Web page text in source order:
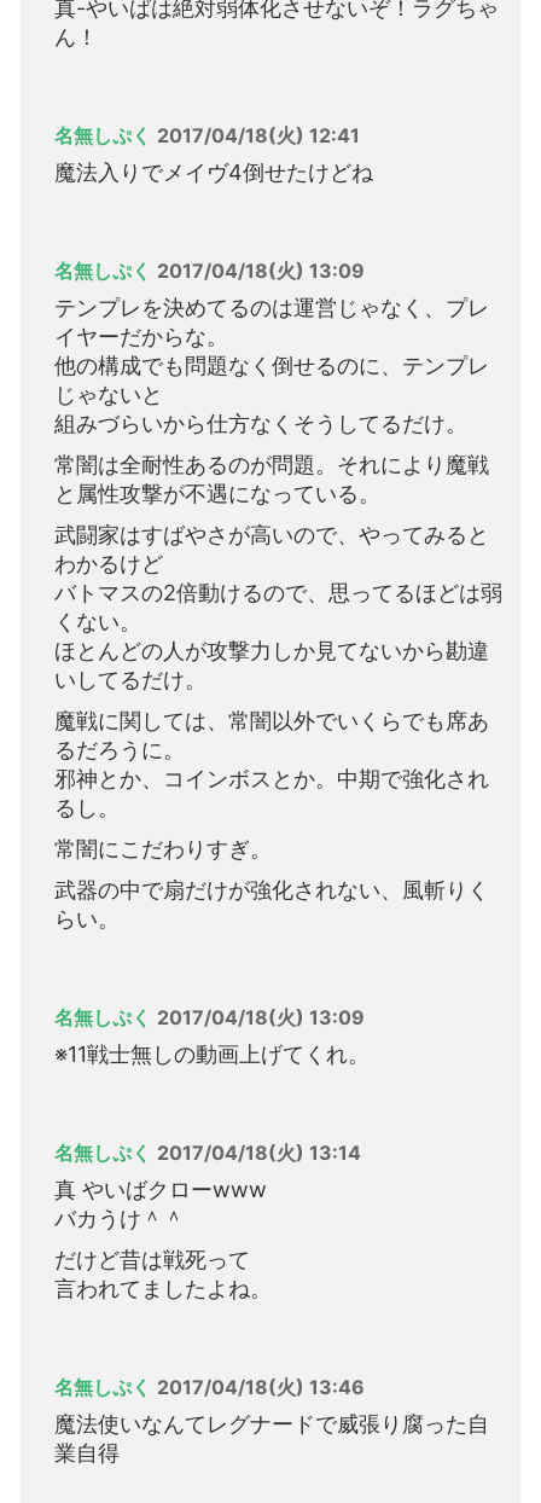
真-やいばは絶対弱体化させないぞ！ラグちゃ
ん！
名無しぷく 2017/04/18(火) 12:41
魔法入りでメイヴ4倒せたけどね
名無しぷく 2017/04/18(火) 13:09
テンプレを決めてるのは運営じゃなく、プレ
イヤーだからな。
他の構成でも問題なく倒せるのに、テンプレ
じゃないと
組みづらいから仕方なくそうしてるだけ。
常闇は全耐性あるのが問題。それにより魔戦
と属性攻撃が不遇になっている。
武闘家はすばやさが高いので、やってみると
わかるけど
バトマスの2倍動けるので、思ってるほどは弱
くない。
ほとんどの人が攻撃力しか見てないから勘違
いしてるだけ。
魔戦に関しては、常闇以外でいくらでも席あ
るだろうに。
邪神とか、コインボスとか。中期で強化され
るし。
常闇にこだわりすぎ。
武器の中で扇だけが強化されない、風斬りく
らい。
名無しぷく 2017/04/18(火) 13:09
※11戦士無しの動画上げてくれ。
名無しぷく 2017/04/18(火) 13:14
真 やいばクローwww
バカうけ＾＾
だけど昔は戦死って
言われてましたよね。
名無しぷく 2017/04/18(火) 13:46
魔法使いなんてレグナードで威張り腐った自
業自得